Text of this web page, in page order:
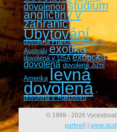
dovolenou studium
angličtiny v
zahraničí
Ubytování
dovolená Francie studium v
Austrálii exotika
dovolená v USA exotická
dovolená dovolená Jižní
Amerika levná
dovolená
dovolená v Rakousku
© 1999 - 2026
partneři